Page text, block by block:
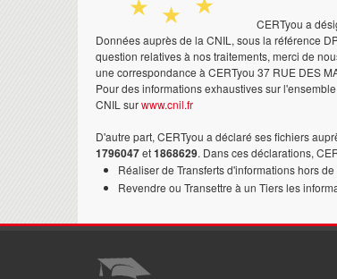
CERTyou a
Données auprès de la CNIL, sous la référence
question relatives à nos traitements, merci de
une correspondance à CERTyou 37 RUE DES
Pour des informations exhaustives sur
CNIL surwww.cnil.fr
D'autre part, CERTyou a déclaré ses fichiers
1796047et1868629. Dans ces déclarations,
Réaliser de Transferts d'informations hors
Revendre ou Transettre à un Tiers les